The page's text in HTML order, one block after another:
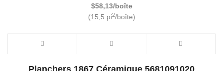
$58,13/boîte
(15,5 pi2/boîte)